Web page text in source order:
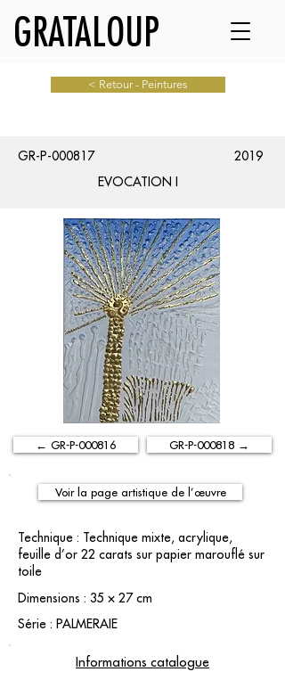
GRATALOUP
< Retour - Peintures
GR-P-000817
2019
EVOCATION I
← GR-P-000816 GR-P-000818 →
Voir la page artistique de l’œuvre
Technique : Technique mixte, acrylique,
feuille d’or 22 carats sur papier marouflé sur
toile
Dimensions : 35 × 27 cm
Série : PALMERAIE
Informations catalogue